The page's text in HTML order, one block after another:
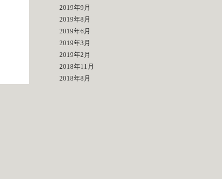
2019年9月
2019年8月
2019年6月
2019年3月
2019年2月
2018年11月
2018年8月